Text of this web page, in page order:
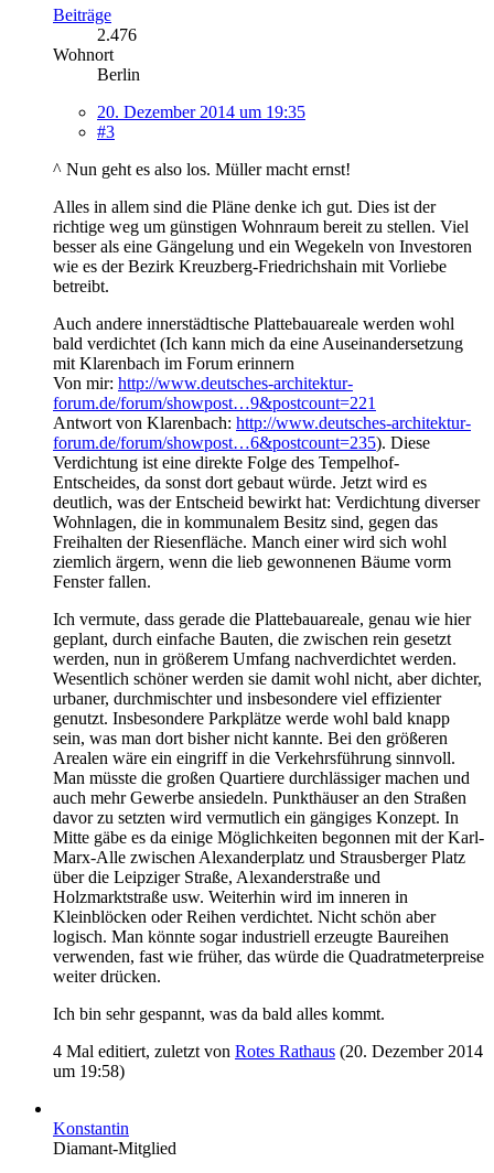
Beiträge
2.476
Wohnort
Berlin
20. Dezember 2014 um 19:35
#3
^ Nun geht es also los. Müller macht ernst!
Alles in allem sind die Pläne denke ich gut. Dies ist der
richtige weg um günstigen Wohnraum bereit zu stellen. Viel
besser als eine Gängelung und ein Wegekeln von Investoren
wie es der Bezirk Kreuzberg-Friedrichshain mit Vorliebe
betreibt.
Auch andere innerstädtische Plattebauareale werden wohl
bald verdichtet (Ich kann mich da eine Auseinandersetzung
mit Klarenbach im Forum erinnern
Von mir: http://www.deutsches-architektur-
forum.de/forum/showpost…9&postcount=221
Antwort von Klarenbach: http://www.deutsches-architektur-
forum.de/forum/showpost…6&postcount=235). Diese
Verdichtung ist eine direkte Folge des Tempelhof-
Entscheides, da sonst dort gebaut würde. Jetzt wird es
deutlich, was der Entscheid bewirkt hat: Verdichtung diverser
Wohnlagen, die in kommunalem Besitz sind, gegen das
Freihalten der Riesenfläche. Manch einer wird sich wohl
ziemlich ärgern, wenn die lieb gewonnenen Bäume vorm
Fenster fallen.
Ich vermute, dass gerade die Plattebauareale, genau wie hier
geplant, durch einfache Bauten, die zwischen rein gesetzt
werden, nun in größerem Umfang nachverdichtet werden.
Wesentlich schöner werden sie damit wohl nicht, aber dichter,
urbaner, durchmischter und insbesondere viel effizienter
genutzt. Insbesondere Parkplätze werde wohl bald knapp
sein, was man dort bisher nicht kannte. Bei den größeren
Arealen wäre ein eingriff in die Verkehrsführung sinnvoll.
Man müsste die großen Quartiere durchlässiger machen und
auch mehr Gewerbe ansiedeln. Punkthäuser an den Straßen
davor zu setzten wird vermutlich ein gängiges Konzept. In
Mitte gäbe es da einige Möglichkeiten begonnen mit der Karl-
Marx-Alle zwischen Alexanderplatz und Strausberger Platz
über die Leipziger Straße, Alexanderstraße und
Holzmarktstraße usw. Weiterhin wird im inneren in
Kleinblöcken oder Reihen verdichtet. Nicht schön aber
logisch. Man könnte sogar industriell erzeugte Baureihen
verwenden, fast wie früher, das würde die Quadratmeterpreise
weiter drücken.
Ich bin sehr gespannt, was da bald alles kommt.
4 Mal editiert, zuletzt von Rotes Rathaus (20. Dezember 2014
um 19:58)
Konstantin
Diamant-Mitglied